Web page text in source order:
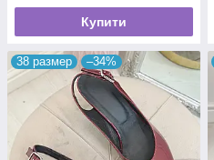
Купити
38 размер –34%